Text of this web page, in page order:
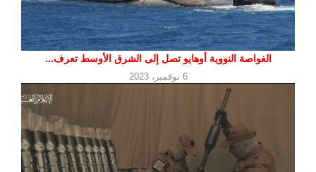
الغواصة النووية أوهايو تصل إلى الشرق الأوسط تعرف...
6 نوفمبر، 2023